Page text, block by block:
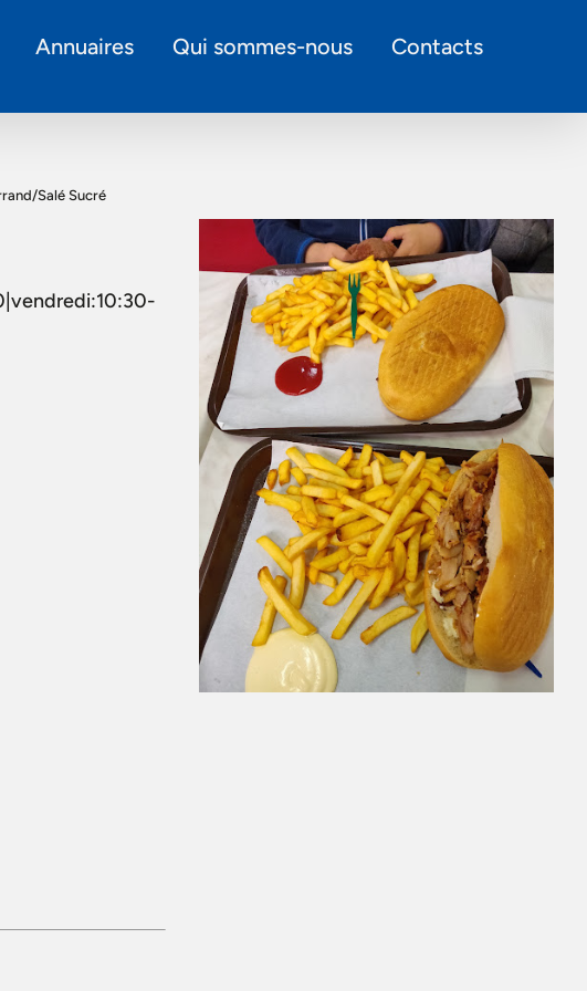
Annuaires Qui sommes-nous Contacts
/Salé Sucré